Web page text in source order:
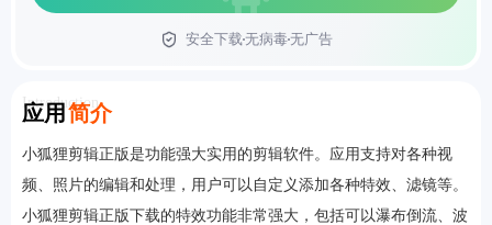
安全下载无病毒无广告
应用 简介
Introduction
小狐狸剪辑正版是功能强大实用的剪辑软件。应用支持对各种视
频、照片的编辑和处理，用户可以自定义添加各种特效、滤镜等。
小狐狸剪辑正版下载的特效功能非常强大，包括可以瀑布倒流、波